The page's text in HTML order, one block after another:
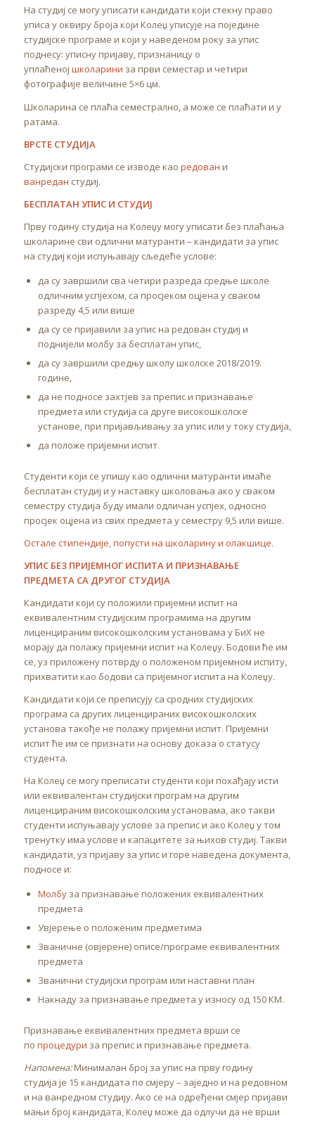
На студиј се могу уписати кандидати који стекну право
уписа у оквиру броја који Колеџ уписује на поједине
студијске програме и који у наведеном року за упис
поднесу: уписну пријаву, признаницу о
уплаћеној школарини за први семестар и четири
фотографије величине 5×6 цм.
Школарина се плаћа семестрално, а може се плаћати и у
ратама.
ВРСТЕ СТУДИЈА
Студијски програми се изводе као редован и
ванредан студиј.
БЕСПЛАТАН УПИС И СТУДИЈ
Прву годину студија на Колеџу могу уписати без плаћања
школарине сви одлични матуранти – кандидати за упис
на студиј који испуњавају сљедеће услове:
да су завршили сва четири разреда средње школе
одличним успјехом, са просјеком оцјена у сваком
разреду 4,5 или више
да су се пријавили за упис на редован студиј и
поднијели молбу за бесплатан упис,
да су завршили средњу школу школске 2018/2019.
године,
да не подносе захтјев за препис и признавање
предмета или студија са друге високошколске
установе, при пријављивању за упис или у току студија,
да положе пријемни испит.
Студенти који се упишу као одлични матуранти имаће
бесплатан студиј и у наставку школовања ако у сваком
семестру студија буду имали одличан успјех, односно
просјек оцјена из свих предмета у семестру 9,5 или више.
Остале стипендије, попусти на школарину и олакшице.
УПИС БЕЗ ПРИЈЕМНОГ ИСПИТА И ПРИЗНАВАЊЕ
ПРЕДМЕТА СА ДРУГОГ СТУДИЈА
Кандидати који су положили пријемни испит на
еквивалентним студијским програмима на другим
лиценцираним високошколским установама у БиХ не
морају да полажу пријемни испит на Колеџу. Бодови ће им
се, уз приложену потврду о положеном пријемном испиту,
прихватити као бодови са пријемног испита на Колеџу.
Кандидати који се преписују са сродних студијских
програма са других лиценцираних високошколских
установа такође не полажу пријемни испит. Пријемни
испит ће им се признати на основу доказа о статусу
студента.
На Колеџ се могу преписати студенти који похађају исти
или еквивалентан студијски програм на другим
лиценцираним високошколским установама, ако такви
студенти испуњавају услове за препис и ако Колеџ у том
тренутку има услове и капацитете за њихов студиј. Такви
кандидати, уз пријаву за упис и горе наведена документа,
подносе и:
Молбуза признавање положених еквивалентних
предмета
Увјерење о положеним предметима
Званичне (овјерене) описе/програме еквивалентних
предмета
Званични студијски програм или наставни план
Накнаду за признавање предмета у износу од 150 КМ.
Признавање еквивалентних предмета врши се
по процедури за препис и признавање предмета.
Напомена:Минималан број за упис на прву годину
студија је 15 кандидата по смјеру – заједно и на редовном
и на ванредном студију. Ако се на одређени смјер пријави
мањи број кандидата, Колеџ може да одлучи да не врши